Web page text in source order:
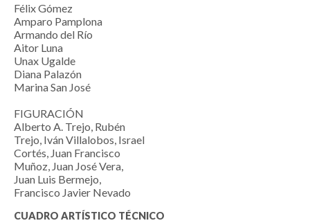
Félix Gómez
Amparo Pamplona
Armando del Río
Aitor Luna
Unax Ugalde
Diana Palazón
Marina San José
FIGURACIÓN
Alberto A. Trejo, Rubén
Trejo, Iván Villalobos, Israel
Cortés, Juan Francisco
Muñoz, Juan José Vera,
Juan Luis Bermejo,
Francisco Javier Nevado
CUADRO ARTÍSTICO TÉCNICO